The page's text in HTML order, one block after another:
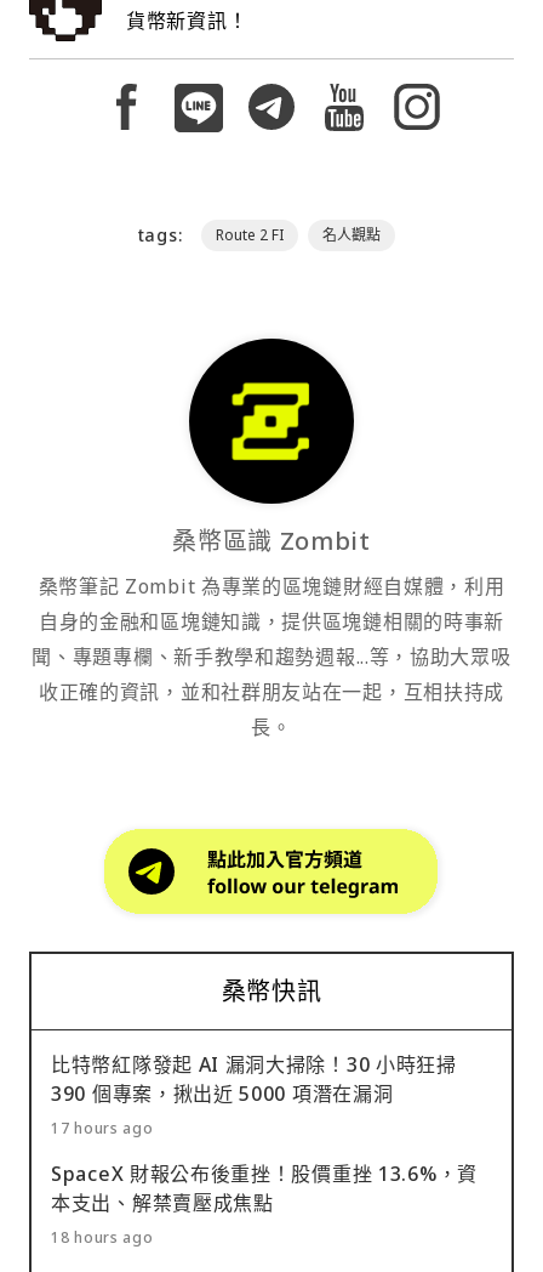
貨幣新資訊！
tags: Route 2 FI 名人觀點
桑幣區識 Zombit
桑幣筆記 Zombit 為專業的區塊鏈財經自媒體，利用
自身的金融和區塊鏈知識，提供區塊鏈相關的時事新
聞、專題專欄、新手教學和趨勢週報...等，協助大眾吸
收正確的資訊，並和社群朋友站在一起，互相扶持成
長。
桑幣快訊
比特幣紅隊發起 AI 漏洞大掃除！30 小時狂掃
390 個專案，揪出近 5000 項潛在漏洞
17 hours ago
SpaceX 財報公布後重挫！股價重挫 13.6%，資
本支出、解禁賣壓成焦點
18 hours ago